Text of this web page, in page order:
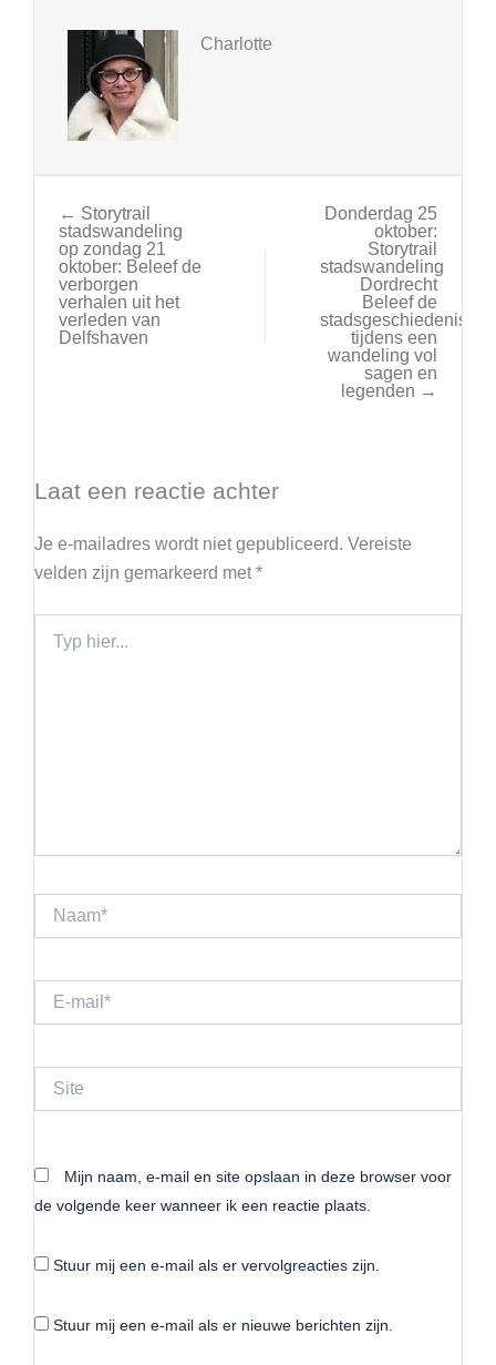
Charlotte
← Storytrail
stadswandeling
op zondag 21
oktober: Beleef de
verborgen
verhalen uit het
verleden van
Delfshaven
Donderdag 25
oktober:
Storytrail
stadswandeling
Dordrecht
Beleef de
stadsgeschiedenis
tijdens een
wandeling vol
sagen en
legenden →
Laat een reactie achter
Je e-mailadres wordt niet gepubliceerd. Vereiste
velden zijn gemarkeerd met*
hier...
Naam*
mail*
Site
Mijn naam, e-mail en site opslaan in deze browser voor
de volgende keer wanneer ik een reactie plaats.
Stuur mij een e-mail als er vervolgreacties zijn.
Stuur mij een e-mail als er nieuwe berichten zijn.